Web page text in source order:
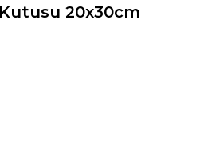
20x30cm